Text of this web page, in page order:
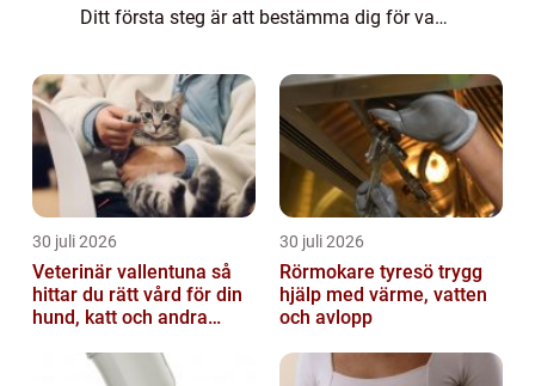
Ditt första steg är att bestämma dig för vad
använda och påbörja förarbetet. ...
30 juli 2026
Veterinär vallentuna så
hittar du rätt vård för din
hund, katt och andra
30 juli 2026
Rörmokare tyresö trygg
hjälp med värme, vatten
och avlopp